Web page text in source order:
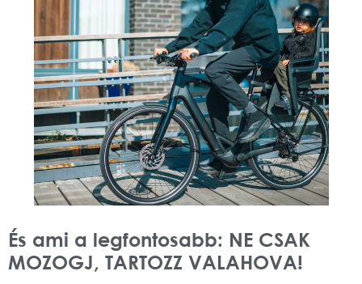
És ami a legfontosabb: NE CSAK
MOZOGJ, TARTOZZ VALAHOVA!